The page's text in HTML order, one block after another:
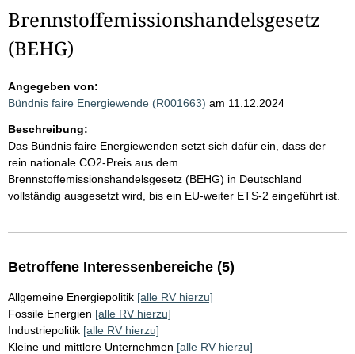
Brennstoffemissionshandelsgesetz
(BEHG)
Angegeben von:
Bündnis faire Energiewende (R001663) am 11.12.2024
Beschreibung:
Das Bündnis faire Energiewenden setzt sich dafür ein, dass der
rein nationale CO2-Preis aus dem
Brennstoffemissionshandelsgesetz (BEHG) in Deutschland
vollständig ausgesetzt wird, bis ein EU-weiter ETS-2 eingeführt ist.
Betroffene Interessenbereiche (5)
Allgemeine Energiepolitik [alle RV hierzu]
Fossile Energien [alle RV hierzu]
Industriepolitik [alle RV hierzu]
Kleine und mittlere Unternehmen [alle RV hierzu]